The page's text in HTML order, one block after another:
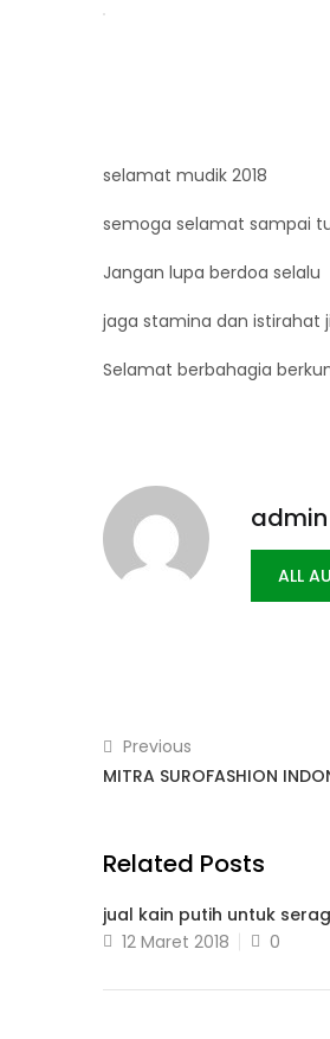
selamat mudik 2018
semoga selamat sampai
Jangan lupa berdoa selalu
jaga stamina dan istirahat
Selamat berbahagia
admin
ALL
Previous
MITRA SUROFASHION
Related Posts
jual kain putih untuk
Posted
12 Maret 2018 0